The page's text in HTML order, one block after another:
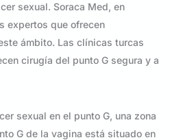
sexual. Soraca Med, en
expertos que ofrecen
ámbito. Las clínicas turcas
cirugía del punto G segura y a
sexual en el punto G, una zona
G de la vagina está situado en